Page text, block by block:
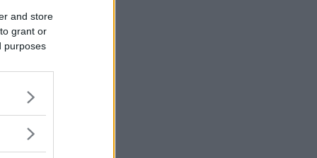
and store
grant or
purposes